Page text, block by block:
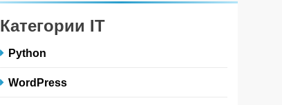
Категории IT
Python
WordPress